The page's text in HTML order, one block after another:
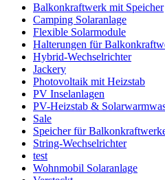
Balkonkraftwerk mit Speicher
Camping Solaranlage
Flexible Solarmodule
Halterungen für
Hybrid-Wechselrichter
Jackery
Photovoltaik mit Heizstab
PV Inselanlagen
PV-Heizstab &
Sale
Speicher für
String-Wechselrichter
test
Wohnmobil Solaranlage